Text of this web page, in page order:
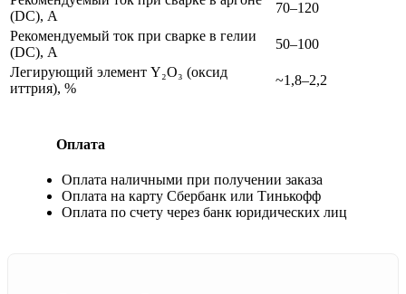
(DC), А
70–120
Рекомендуемый ток при сварке в гелии
(DC), А
50–100
Легирующий элемент Y₂O₃ (оксид
иттрия), %
~1,8–2,2
Оплата
Оплата наличными при получении заказа
Оплата на карту Сбербанк или Тинькофф
Оплата по счету через банк юридических лиц